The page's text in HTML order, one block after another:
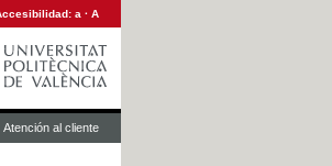
a · A
Atención al cliente